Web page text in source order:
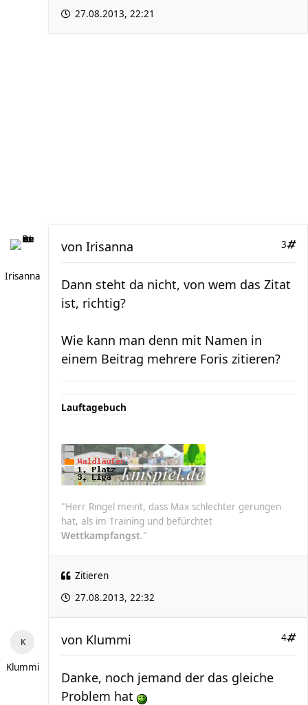
27.08.2013, 22:21
Irisanna
3
von Irisanna
Dann steht da nicht, von wem das Zitat
ist, richtig?
Wie kann man denn mit Namen in
einem Beitrag mehrere Foris zitieren?
Lauftagebuch
"Herr Ringel meint, dass Max schlechter gerungen
hat, als im Training und befürchtet
Wettkampfangst."
Zitieren
27.08.2013, 22:32
Klummi
4
von Klummi
Danke, noch jemand der das gleiche
Problem hat